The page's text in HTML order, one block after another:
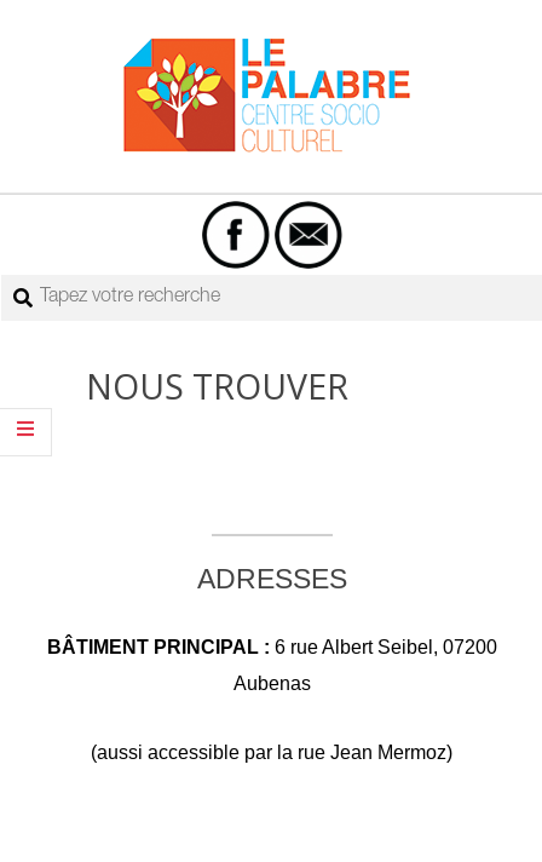
Centre
culturel
Le
Palabre
Rechercher
NOUS TROUVER
ADRESSES
BÂTIMENT PRINCIPAL : 6 rue Albert Seibel, 07200
Aubenas
(aussi accessible par la rue Jean Mermoz)